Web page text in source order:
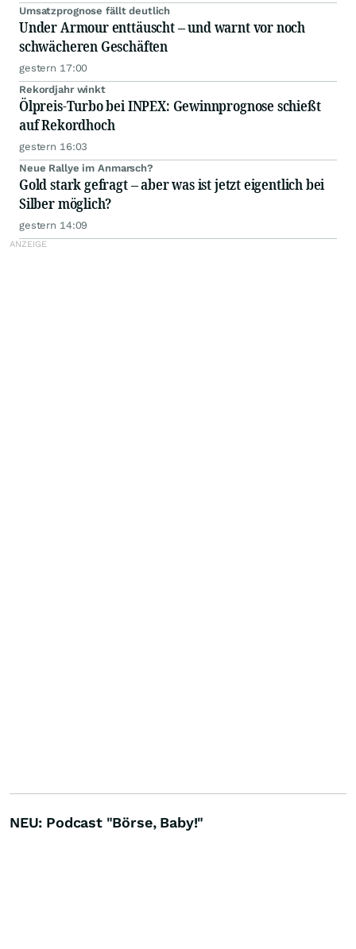
Umsatzprognose fällt deutlich
Under Armour enttäuscht – und warnt vor noch
schwächeren Geschäften
gestern 17:00
Rekordjahr winkt
Ölpreis-Turbo bei INPEX: Gewinnprognose schießt
auf Rekordhoch
gestern 16:03
Neue Rallye im Anmarsch?
Gold stark gefragt – aber was ist jetzt eigentlich bei
Silber möglich?
gestern 14:09
NEU: Podcast "Börse, Baby!"